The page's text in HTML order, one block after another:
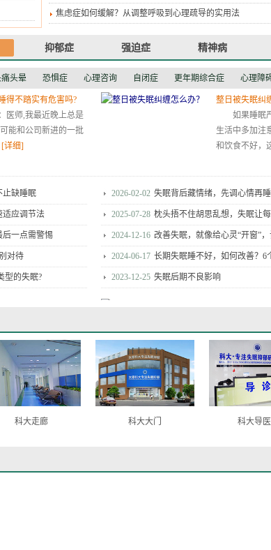
焦虑症如何缓解？从调整呼吸到心理疏导的实用法
抑郁症 强迫症 精神病
头晕 恐惧症 心理咨询 自闭症 更年期综合症 心理障
得不踏实有危害吗?
医师,我最近晚上总是
能和公司新进的一批
[详细]
整日被失眠纠
如果睡眠
生活中多加注
和饮食不好，
止缺睡眠 2026-02-02 失眠背后藏情绪，先调心情再
适应调节法 2025-07-28 枕头捂不住胡思乱想，失眠让
后一点需警惕 2024-12-16 改善失眠，就像给心灵“开窗”
对待 2024-06-17 长期失眠睡不好，如何改善？6
不妨可尝试
型的失眠? 2023-12-25 失眠后期不良影响
郁症已成为一种常见
没有积...
[详细]
疾病了解不多
让人活得很累 2026-02-08 笑着的人也会抑郁，情绪阴霾
缓解抑郁症 2025-08-04 抑郁症不是深渊，是心灵暂时
状，需要警惕抑郁
走廊 科大大门 科大导医台